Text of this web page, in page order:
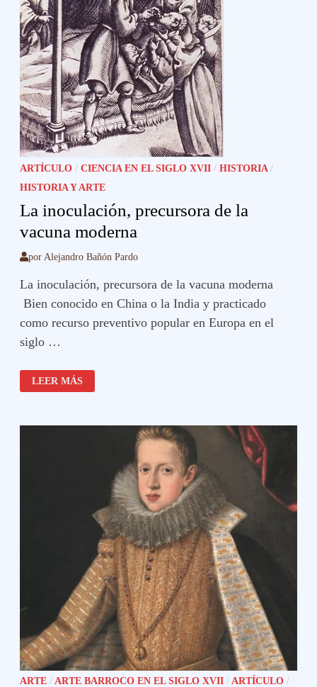
ARTÍCULO /CIENCIA EN EL SIGLO XVII /HISTORIA/
HISTORIA Y ARTE
La inoculación, precursora de la
vacuna moderna
porAlejandro Bañón Pardo
La inoculación, precursora de la vacuna moderna
Bien conocido en China o la India y practicado
como recurso preventivo popular en Europa en el
siglo …
LA
INOCULACIÓN,
PRECURSORA
VACUNA
LEER MÁS
ARTE / ARTE BARROCO EN EL SIGLO XVII / ARTÍCULO /